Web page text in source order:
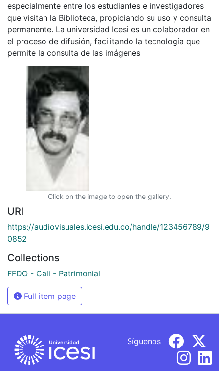
especialmente entre los estudiantes e investigadores
que visitan la Biblioteca, propiciando su uso y consulta
permanente. La universidad Icesi es un colaborador en
el proceso de difusión, facilitando la tecnología que
permite la consulta de las imágenes
Click on the image to open the gallery.
URI
https://audiovisuales.icesi.edu.co/handle/123456789/9
0852
Collections
FFDO - Cali - Patrimonial
Full item page
Síguenos